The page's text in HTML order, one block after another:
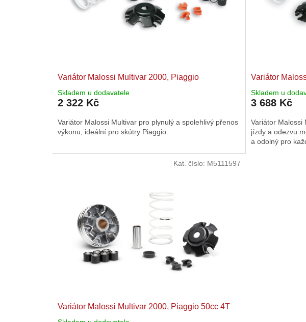
Variátor Malossi Multivar 2000, Piaggio
Skladem u dodavatele
2 322 Kč
Variátor Malossi Multivar pro plynulý a spolehlivý přenos
výkonu, ideální pro skútry Piaggio.
Variátor
Skladem u
3 688 Kč
Variátor Malossi
jízdy a odezvu
a odolný pro
Variátor Malossi Multivar 2000, Piaggio 50cc 4T
Kat. číslo: M5111597